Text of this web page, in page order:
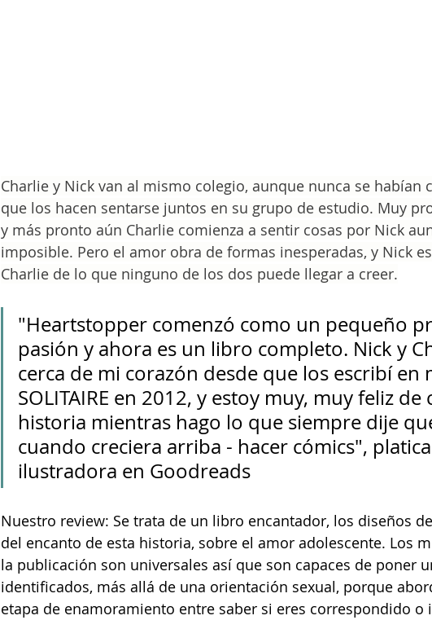
Charlie y Nick van al mismo colegio, aunque nunca se habían
que los hacen sentarse juntos en su grupo de estudio. Muy
y más pronto aún Charlie comienza a sentir cosas por Nick
imposible. Pero el amor obra de formas inesperadas, y Nick
Charlie de lo que ninguno de los dos puede llegar a creer.
"Heartstopper comenzó como un pequeño
pasión y ahora es un libro completo. Nick y
cerca de mi corazón desde que los escribí
SOLITAIRE en 2012, y estoy muy, muy feliz de
historia mientras hago lo que siempre dije
cuando creciera arriba - hacer cómics",
ilustradora en Goodreads
Nuestro review: Se trata de un libro encantador, los diseños
del encanto de esta historia, sobre el amor adolescente. Los
la publicación son universales así que son capaces de poner
identificados, más allá de una orientación sexual, porque
etapa de enamoramiento entre saber si eres correspondido o